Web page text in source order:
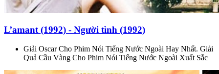
L’amant (1992) - Người tình (1992)
Giải Oscar Cho Phim Nói Tiếng Nước Ngoài Hay Nhất. Giải
Quả Cầu Vàng Cho Phim Nói Tiếng Nước Ngoài Xuất Sắc